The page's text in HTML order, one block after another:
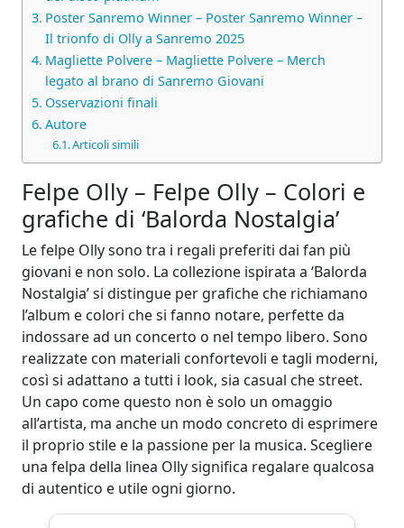
Poster Sanremo Winner – Poster Sanremo Winner –
Il trionfo di Olly a Sanremo 2025
Magliette Polvere – Magliette Polvere – Merch
legato al brano di Sanremo Giovani
Osservazioni finali
Autore
Articoli simili
Felpe Olly – Felpe Olly – Colori e
grafiche di ‘Balorda Nostalgia’
Le felpe Olly sono tra i regali preferiti dai fan più
giovani e non solo. La collezione ispirata a ‘Balorda
Nostalgia’ si distingue per grafiche che richiamano
l’album e colori che si fanno notare, perfette da
indossare ad un concerto o nel tempo libero. Sono
realizzate con materiali confortevoli e tagli moderni,
così si adattano a tutti i look, sia casual che street.
Un capo come questo non è solo un omaggio
all’artista, ma anche un modo concreto di esprimere
il proprio stile e la passione per la musica. Scegliere
una felpa della linea Olly significa regalare qualcosa
di autentico e utile ogni giorno.